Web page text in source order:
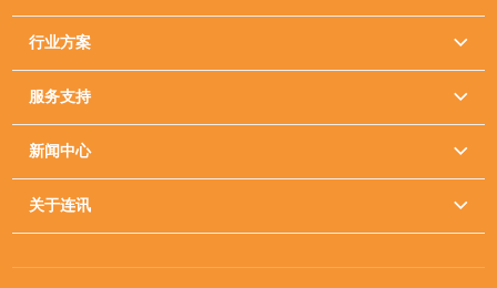
行业方案 
服务支持 
新闻中心 
关于连讯 